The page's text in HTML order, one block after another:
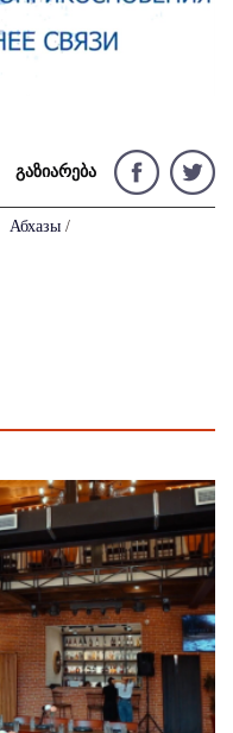
გაზიარება
Абхазы /